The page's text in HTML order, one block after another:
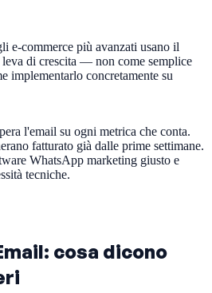
e-commerce più avanzati usano il
di crescita — non come semplice
implementarlo concretamente su
l'email su ogni metrica che conta.
fatturato già dalle prime settimane.
WhatsApp marketing giusto e
tecniche.
cosa dicono